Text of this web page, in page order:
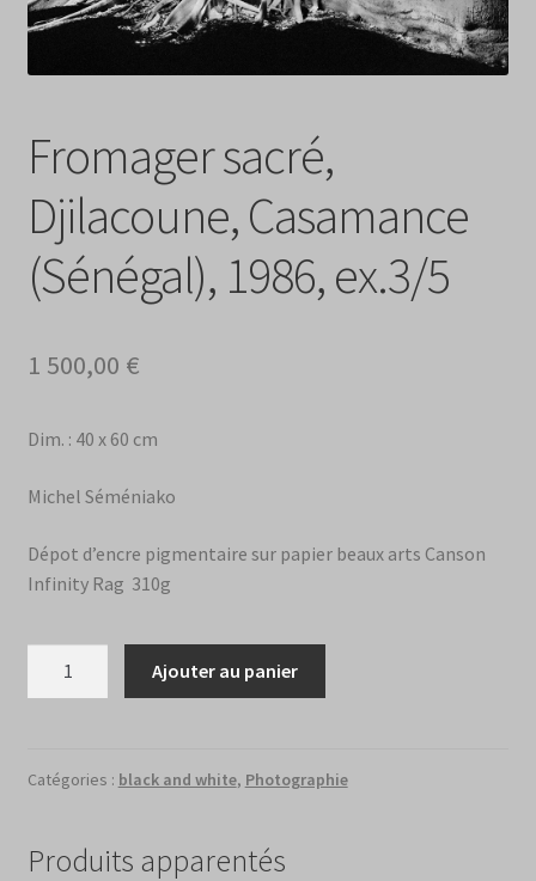
Fromager sacré,
Djilacoune, Casamance
(Sénégal), 1986, ex.3/5
1 500,00 €
Dim. : 40 x 60 cm
Michel Séméniako
Dépot d’encre pigmentaire sur papier beaux arts Canson
Infinity Rag 310g
Djilacoune,
1986,
Ajouter au panier
Catégories : black and white, Photographie
Produits apparentés